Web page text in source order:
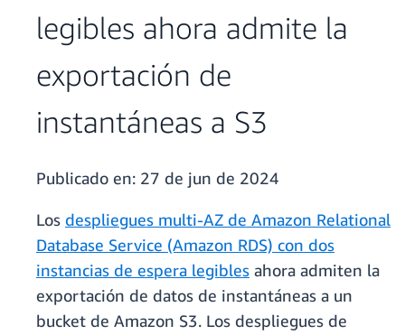
legibles ahora admite la
exportación de
instantáneas a S3
Publicado en: 27 de jun de 2024
Los despliegues multi-AZ de Amazon Relational
Database Service (Amazon RDS) con dos
instancias de espera legibles ahora admiten la
exportación de datos de instantáneas a un
bucket de Amazon S3. Los despliegues de